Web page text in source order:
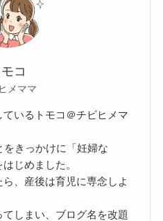
モコ
メママ
いるトモコ＠チビヒメマ
きっかけに「妊婦な
じめました。
、産後は育児に専念しよ
しまい、ブログ名を改題